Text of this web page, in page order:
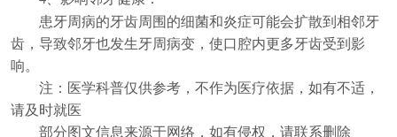
患牙周病的牙齿周围的细菌和炎症可能会扩散到相邻牙
齿，导致邻牙也发生牙周病变，使口腔内更多牙齿受到影
响。
注：医学科普仅供参考，不作为医疗依据，如有不适，
请及时就医
部分图文信息来源于网络，如有侵权，请联系删除